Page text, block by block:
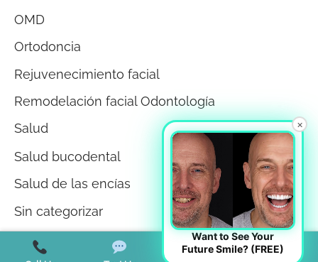
OMD
Ortodoncia
Rejuvenecimiento facial
Remodelación facial Odontología
Salud
Salud bucodental
Salud de las encías
Sin categorizar
Teeth Whitening
×
Want to See Your
Future Smile? (FREE)